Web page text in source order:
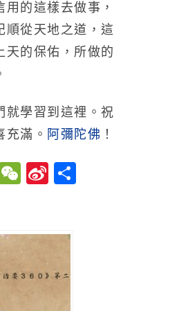
的這樣去做事，
順從天地之道，這
天的保佑，所做的
學習到這裡。祝
充滿。 阿彌陀佛 ！
Telegram
WeChat
Sina